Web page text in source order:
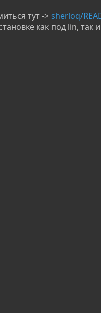
тут ->sherloq/
как под lin, так